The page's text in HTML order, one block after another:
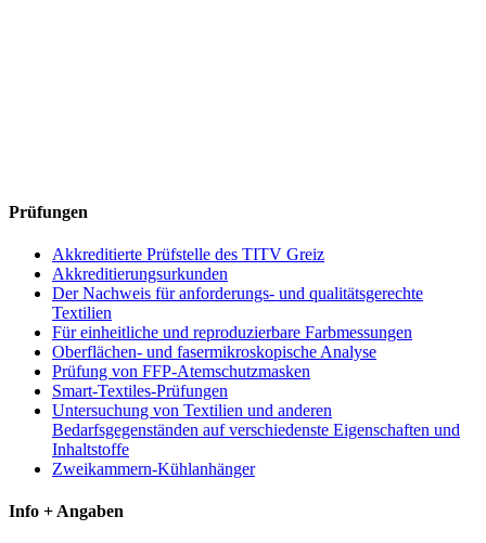
Prüfungen
Akkreditierte Prüfstelle des TITV Greiz
Akkreditierungsurkunden
Der Nachweis für anforderungs- und qualitätsgerechte
Textilien
Für einheitliche und reproduzierbare Farbmessungen
Oberflächen- und fasermikroskopische Analyse
Prüfung von FFP-Atemschutzmasken
Smart-Textiles-Prüfungen
Untersuchung von Textilien und anderen
Bedarfsgegenständen auf verschiedenste Eigenschaften und
Inhaltstoffe
Zweikammern-Kühlanhänger
Info + Angaben